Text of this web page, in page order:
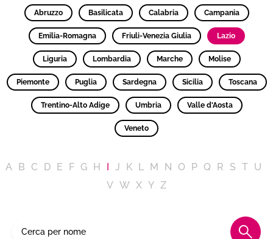
Abruzzo Basilicata Calabria Campania
Emilia-Romagna Friuli-Venezia Giulia Lazio
Liguria Lombardia Marche Molise
Piemonte Puglia Sardegna Sicilia Toscana
Trentino-Alto Adige Umbria Valle d'Aosta
Veneto
A B C D E F G H J K L M N O P Q R S T U
V W X Y Z